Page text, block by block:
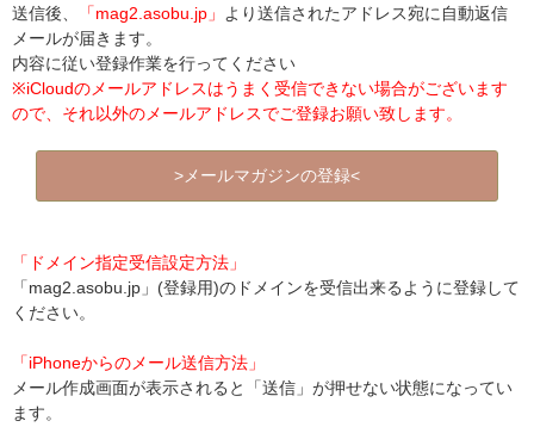
送信後、
「mag2.asobu.jp」
より送信されたアドレス宛に自動返信
メールが届きます。
内容に従い登録作業を行ってください
※iCloudのメールアドレスはうまく受信できない場合がございます
ので、それ以外のメールアドレスでご登録お願い致します。
>メールマガジンの登録<
「ドメイン指定受信設定方法」
「mag2.asobu.jp」(登録用)のドメインを受信出来るように登録して
ください。
「iPhoneからのメール送信方法」
メール作成画面が表示されると「送信」が押せない状態になってい
ます。